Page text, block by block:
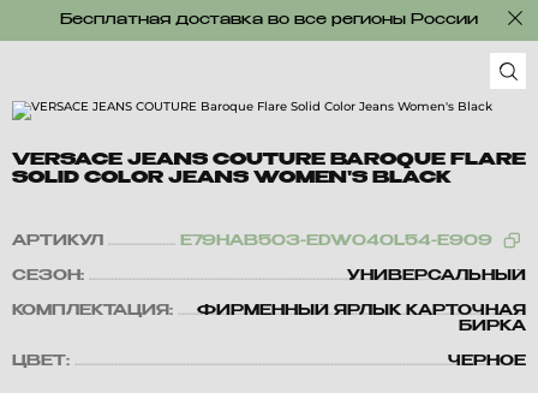
Бесплатная доставка во все регионы России
VERSACE JEANS COUTURE BAROQUE FLARE
SOLID COLOR JEANS WOMEN'S BLACK
АРТИКУЛ E79HAB503-EDW040L54-E909
СЕЗОН: УНИВЕРСАЛЬНЫЙ
КОМПЛЕКТАЦИЯ:
ФИРМЕННЫЙ ЯРЛЫК КАРТОЧНАЯ
БИРКА
ЦВЕТ: ЧЕРНОЕ